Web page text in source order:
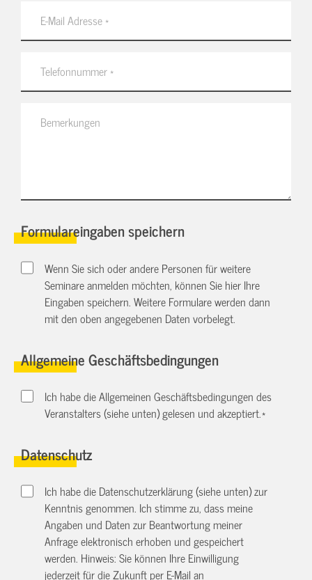
Formulareingaben speichern
Wenn Sie sich oder andere Personen für weitere
Seminare anmelden möchten, können Sie hier Ihre
Eingaben speichern. Weitere Formulare werden dann
mit den oben angegebenen Daten vorbelegt.
Allgemeine Geschäftsbedingungen
Ich habe die Allgemeinen Geschäftsbedingungen des
Veranstalters (siehe unten) gelesen und akzeptiert.*
Datenschutz
Ich habe die Datenschutzerklärung (siehe unten) zur
Kenntnis genommen. Ich stimme zu, dass meine
Angaben und Daten zur Beantwortung meiner
Anfrage elektronisch erhoben und gespeichert
werden. Hinweis: Sie können Ihre Einwilligung
jederzeit für die Zukunft per E-Mail an